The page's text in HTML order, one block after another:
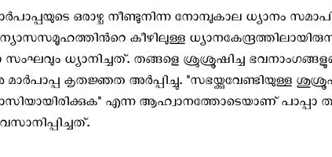
ഒരാഴ്ച നീണ്ടുനിന്ന നോമ്പുകാല ധ്യാനം
കീഴിലുള്ള
ധ്യാനിച്ചത്. തങ്ങളെ ശ്രുശ്രൂഷിച്ച
മാര്‍പാപ്പ കൃതജ്ഞത അര്‍പ്പിച്ചു. "സഭയ്ക്കുവേണ്ടിയുള്ള
എന്ന ആഹ്വാനത്തോടെയാണ്